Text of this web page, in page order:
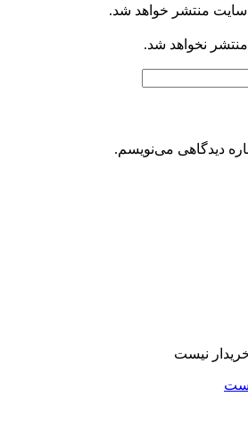
منتشر خواهد شد.
نخواهد شد.
دیدگاهی می‌نویسم.